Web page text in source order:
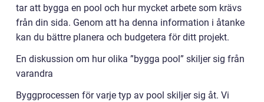
tar att bygga en pool och hur mycket arbete som krävs
från din sida. Genom att ha denna information i åtanke
kan du bättre planera och budgetera för ditt projekt.
En diskussion om hur olika ”bygga pool” skiljer sig från
varandra
Byggprocessen för varje typ av pool skiljer sig åt. Vi